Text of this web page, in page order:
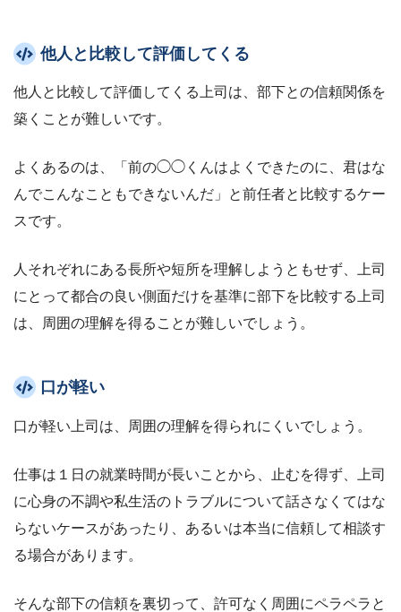
他人と比較して評価してくる
他人と比較して評価してくる上司は、部下との信頼関係を
築くことが難しいです。
よくあるのは、「前の◯◯くんはよくできたのに、君はな
んでこんなこともできないんだ」と前任者と比較するケー
スです。
人それぞれにある長所や短所を理解しようともせず、上司
にとって都合の良い側面だけを基準に部下を比較する上司
は、周囲の理解を得ることが難しいでしょう。
口が軽い
口が軽い上司は、周囲の理解を得られにくいでしょう。
仕事は１日の就業時間が長いことから、止むを得ず、上司
に心身の不調や私生活のトラブルについて話さなくてはな
らないケースがあったり、あるいは本当に信頼して相談す
る場合があります。
そんな部下の信頼を裏切って、許可なく周囲にペラペラと